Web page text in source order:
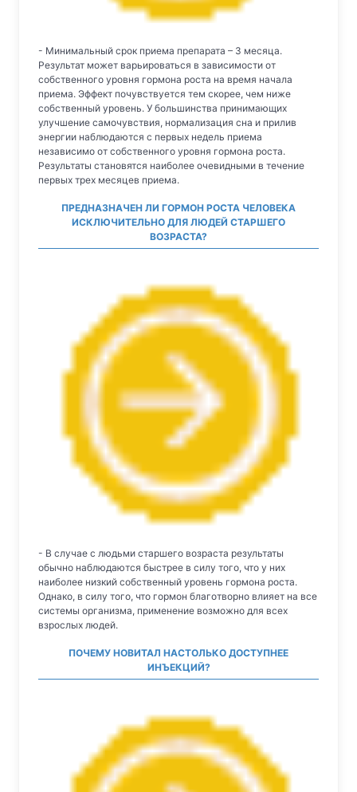
- Минимальный срок приема препарата – 3 месяца.
Результат может варьироваться в зависимости от
собственного уровня гормона роста на время начала
приема. Эффект почувствуется тем скорее, чем ниже
собственный уровень. У большинства принимающих
улучшение самочувствия, нормализация сна и прилив
энергии наблюдаются с первых недель приема
независимо от собственного уровня гормона роста.
Результаты становятся наиболее очевидными в течение
первых трех месяцев приема.
ПРЕДНАЗНАЧЕН ЛИ ГОРМОН РОСТА ЧЕЛОВЕКА
ИСКЛЮЧИТЕЛЬНО ДЛЯ ЛЮДЕЙ СТАРШЕГО
ВОЗРАСТА?
- В случае с людьми старшего возраста результаты
обычно наблюдаются быстрее в силу того, что у них
наиболее низкий собственный уровень гормона роста.
Однако, в силу того, что гормон благотворно влияет на все
системы организма, применение возможно для всех
взрослых людей.
ПОЧЕМУ НОВИТАЛ НАСТОЛЬКО ДОСТУПНЕЕ
ИНЪЕКЦИЙ?